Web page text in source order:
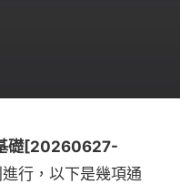
礎[20260627-
行，以下是幾項通